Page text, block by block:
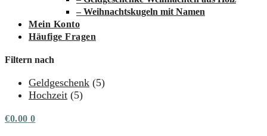
– Weihnachtskugeln mit Namen
Mein Konto
Häufige Fragen
Filtern nach
Geldgeschenk (5)
Hochzeit (5)
€0.00 0